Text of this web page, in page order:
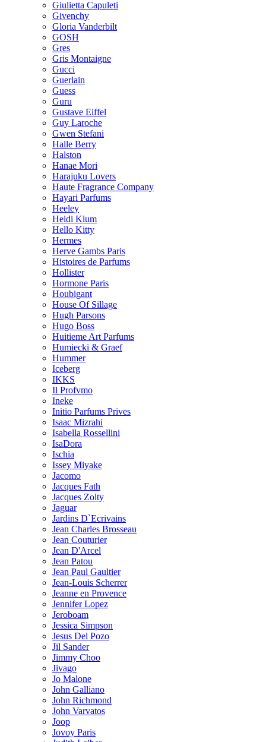
Giulietta Capuleti
Givenchy
Gloria Vanderbilt
GOSH
Gres
Gris Montaigne
Gucci
Guerlain
Guess
Guru
Gustave Eiffel
Guy Laroche
Gwen Stefani
Halle Berry
Halston
Hanae Mori
Harajuku Lovers
Haute Fragrance Company
Hayari Parfums
Heeley
Heidi Klum
Hello Kitty
Hermes
Herve Gambs Paris
Histoires de Parfums
Hollister
Hormone Paris
Houbigant
House Of Sillage
Hugh Parsons
Hugo Boss
Huitieme Art Parfums
Humiecki & Graef
Hummer
Iceberg
IKKS
Il Profvmo
Ineke
Initio Parfums Prives
Isaac Mizrahi
Isabella Rossellini
IsaDora
Ischia
Issey Miyake
Jacomo
Jacques Fath
Jacques Zolty
Jaguar
Jardins D`Ecrivains
Jean Charles Brosseau
Jean Couturier
Jean D'Arcel
Jean Patou
Jean Paul Gaultier
Jean-Louis Scherrer
Jeanne en Provence
Jennifer Lopez
Jeroboam
Jessica Simpson
Jesus Del Pozo
Jil Sander
Jimmy Choo
Jivago
Jo Malone
John Galliano
John Richmond
John Varvatos
Joop
Jovoy Paris